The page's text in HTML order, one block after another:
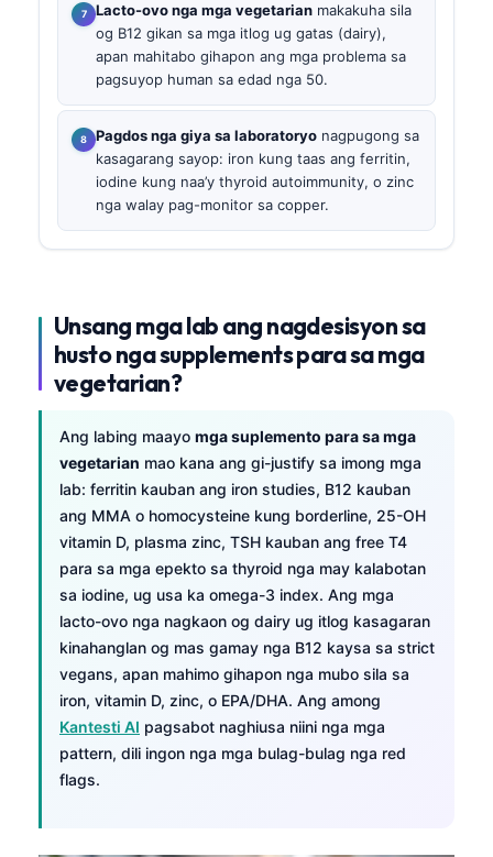
Lacto-ovo nga mga vegetarian makakuha sila
og B12 gikan sa mga itlog ug gatas (dairy),
apan mahitabo gihapon ang mga problema sa
pagsuyop human sa edad nga 50.
Pagdos nga giya sa laboratoryo nagpugong sa
kasagarang sayop: iron kung taas ang ferritin,
iodine kung naa’y thyroid autoimmunity, o zinc
nga walay pag-monitor sa copper.
Unsang mga lab ang nagdesisyon sa
husto nga supplements para sa mga
vegetarian?
Ang labing maayo mga suplemento para sa mga
vegetarian mao kana ang gi-justify sa imong mga
lab: ferritin kauban ang iron studies, B12 kauban
ang MMA o homocysteine kung borderline, 25-OH
vitamin D, plasma zinc, TSH kauban ang free T4
para sa mga epekto sa thyroid nga may kalabotan
sa iodine, ug usa ka omega-3 index. Ang mga
lacto-ovo nga nagkaon og dairy ug itlog kasagaran
kinahanglan og mas gamay nga B12 kaysa sa strict
vegans, apan mahimo gihapon nga mubo sila sa
iron, vitamin D, zinc, o EPA/DHA. Ang among
Kantesti AI pagsabot naghiusa niini nga mga
pattern, dili ingon nga mga bulag-bulag nga red
flags.